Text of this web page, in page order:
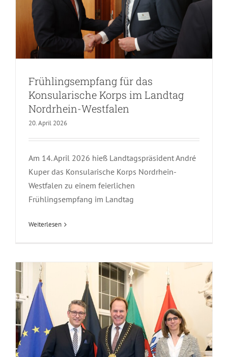
Frühlingsempfang für das
Konsularische Korps im Landtag
Nordrhein-Westfalen
20. April 2026
Am 14. April 2026 hieß Landtagspräsident André
Kuper das Konsularische Korps Nordrhein-
Westfalen zu einem feierlichen
Frühlingsempfang im Landtag
Weiterlesen
Neujahrsempfang 2026 für das
Konsularische Korps